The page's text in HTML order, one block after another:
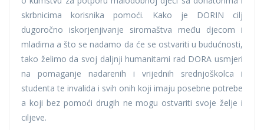
skrbnicima korisnika pomoći. Kako je DORIN cilj
dugoročno iskorjenjivanje siromaštva među djecom i
mladima a što se nadamo da će se ostvariti u budućnosti,
tako želimo da svoj daljnji humanitarni rad DORA usmjeri
na pomaganje nadarenih i vrijednih srednjoškolca i
studenta te invalida i svih onih koji imaju posebne potrebe
a koji bez pomoći drugih ne mogu ostvariti svoje želje i
ciljeve.